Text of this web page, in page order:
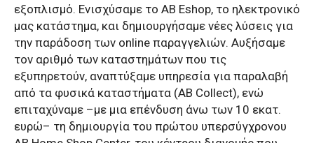
εξοπλισμό. Ενισχύσαμε το ΑΒ Εshop, το ηλεκτρονικό
μας κατάστημα, και δημιουργήσαμε νέες λύσεις για
την παράδοση των online παραγγελιών. Αυξήσαμε
τον αριθμό των καταστημάτων που τις
εξυπηρετούν, αναπτύξαμε υπηρεσία για παραλαβή
από τα φυσικά καταστήματα (AB Collect), ενώ
επιταχύναμε –με μια επένδυση άνω των 10 εκατ.
ευρώ– τη δημιουργία του πρώτου υπερσύγχρονου